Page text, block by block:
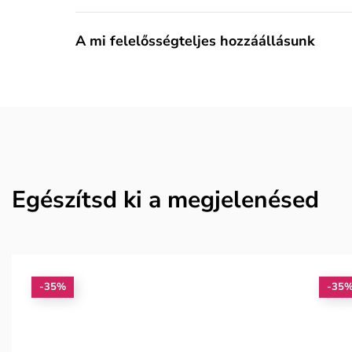
A mi felelősségteljes hozzáállásunk
Egészítsd ki a megjelenésed
-35% -